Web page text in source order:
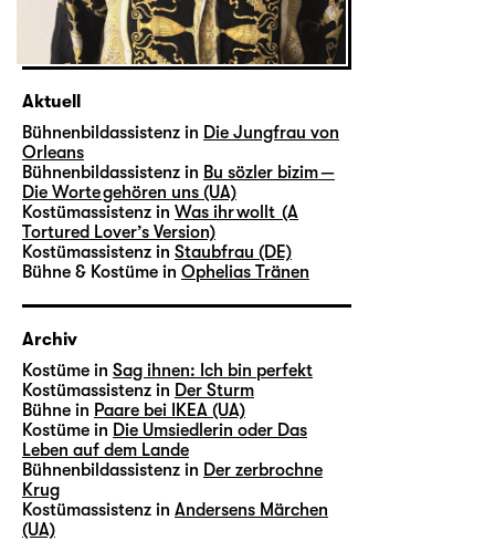
Aktuell
Bühnenbildassistenz in Die Jungfrau von
Orleans
Bühnenbildassistenz in Bu sözler bizim —
Die Worte gehören uns (UA)
Kostümassistenz in Was ihr wollt (A
Tortured Lover’s Version)
Kostümassistenz in Staubfrau (DE)
Bühne & Kostüme in Ophelias Tränen
Archiv
Kostüme in Sag ihnen: Ich bin perfekt
Kostümassistenz in Der Sturm
Bühne in Paare bei IKEA (UA)
Kostüme in Die Umsiedlerin oder Das
Leben auf dem Lande
Bühnenbildassistenz in Der zerbrochne
Krug
Kostümassistenz in Andersens Märchen
(UA)